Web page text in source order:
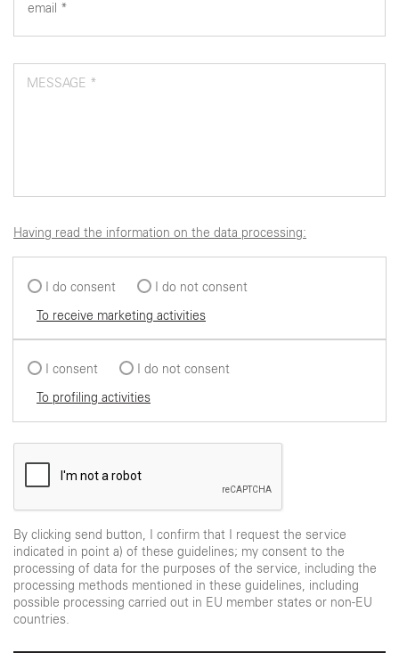
MESSAGE *
Having read the information on the data processing:
I do consent
I do not consent
To receive marketing activities
I consent
I do not consent
To profiling activities
By clicking send button, I confirm that I request the service
indicated in point a) of these guidelines; my consent to the
processing of data for the purposes of the service, including the
processing methods mentioned in these guidelines, including
possible processing carried out in EU member states or non-EU
countries.